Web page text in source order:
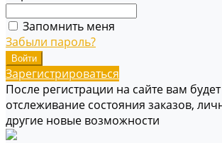
Запомнить меня
Забыли пароль?
Зарегистрироваться
После регистрации на сайте вам
отслеживание состояния заказов,
другие новые возможности